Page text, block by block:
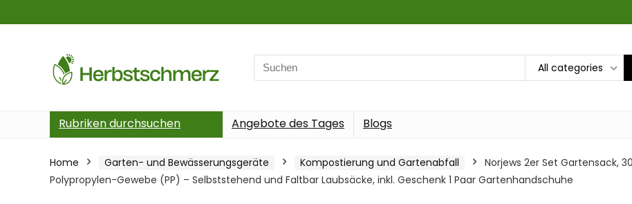
Search
for:
All categories
Rubriken durchsuchen Angebote des Tages Blogs
Home Garten- und Bewässerungsgeräte Kompostierung und Gartenabfall
Norjews 2er Set Gartensack,
Polypropylen-Gewebe (PP) – Selbststehend und Faltbar Laubsäcke, inkl. Geschenk 1 Paar Gartenhandschuhe